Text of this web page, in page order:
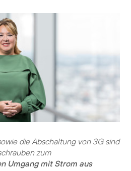
die Abschaltung von 3G sind
zum
Umgang mit Strom aus